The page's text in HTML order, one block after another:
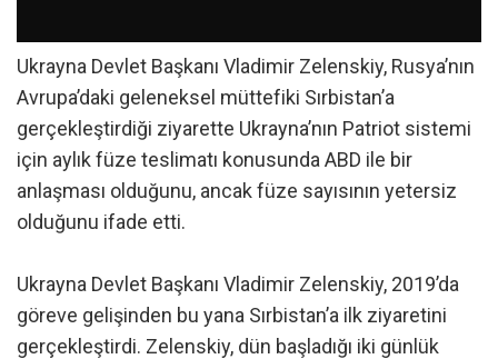
Ukrayna Devlet Başkanı Vladimir Zelenskiy, Rusya’nın
Avrupa’daki geleneksel müttefiki Sırbistan’a
gerçekleştirdiği ziyarette Ukrayna’nın Patriot sistemi
için aylık füze teslimatı konusunda ABD ile bir
anlaşması olduğunu, ancak füze sayısının yetersiz
olduğunu ifade etti.
Ukrayna Devlet Başkanı Vladimir Zelenskiy, 2019’da
göreve gelişinden bu yana Sırbistan’a ilk ziyaretini
gerçekleştirdi. Zelenskiy, dün başladığı iki günlük